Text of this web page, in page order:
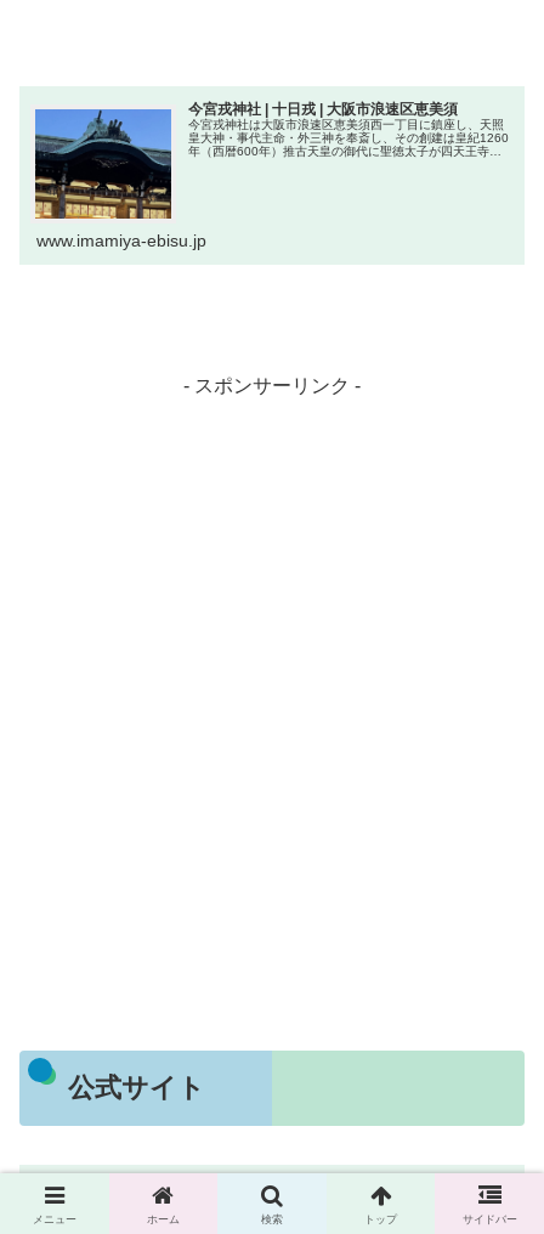
今宮戎神社 | 十日戎 | 大阪市浪速区恵美須
今宮戎神社は大阪市浪速区恵美須西一丁目に鎮座し、天照
皇大神・事代主命・外三神を奉斎し、その創建は皇紀1260
年（西暦600年）推古天皇の御代に聖徳太子が四天王寺を
www.imamiya-ebisu.jp
- スポンサーリンク -
公式サイト
和宗総本山 四天王寺 - 日本仏法最初の官寺
聖徳太子が建立した、日本仏法最初の官寺。宗派のこだわ
らない和宗総本山です。
メニュー ホーム 検索 トップ サイドバー